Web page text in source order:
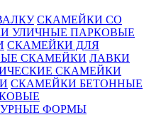
СКАМЕЙКИ СО
УЛИЧНЫЕ ПАРКОВЫЕ
СКАМЕЙКИ ДЛЯ
СКАМЕЙКИ ЛАВКИ
СКАМЕЙКИ
СКАМЕЙКИ БЕТОННЫЕ